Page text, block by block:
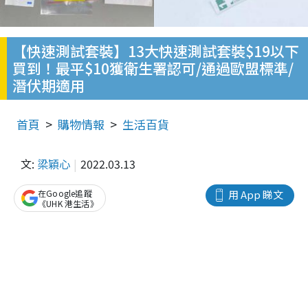
【快速測試套裝】13大快速測試套裝$19以下
買到！最平$10獲衛生署認可/通過歐盟標準/
潛伏期適用
首頁 購物情報 生活百貨
文: 梁穎心 2022.03.13
用 App 睇文
在Google追蹤
《UHK 港生活》